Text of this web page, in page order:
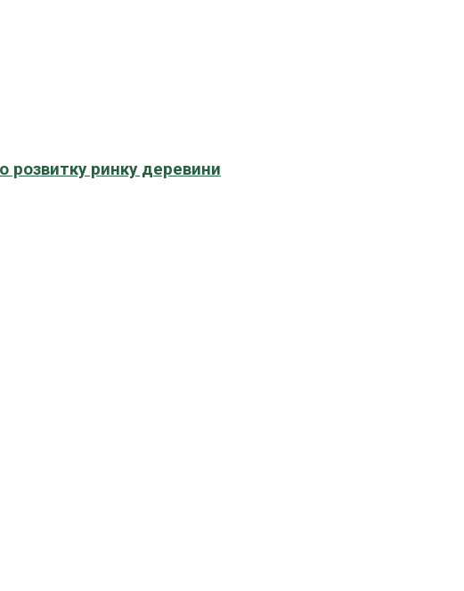
розвитку ринку деревини